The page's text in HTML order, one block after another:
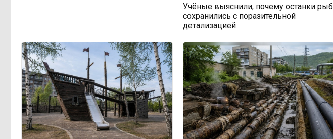
Учёные выяснили, почему останки рыб
сохранились с поразительной
детализацией